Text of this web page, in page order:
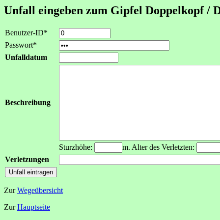
Unfall eingeben zum Gipfel Doppelkopf /
Benutzer-ID*
Passwort*
Unfalldatum
Beschreibung
Sturzhöhe: m. Alter des Verletzten:
Verletzungen
ZurWegeübersicht
ZurHauptseite